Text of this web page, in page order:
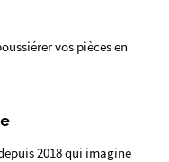
vos pièces en
2018 qui imagine